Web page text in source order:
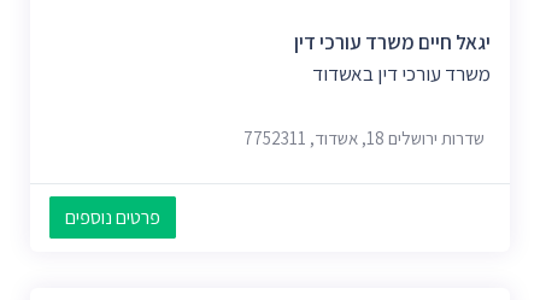
יגאל חיים משרד עורכי דין
משרד עורכי דין באשדוד
שדרות ירושלים 18, אשדוד, 7752311
פרטים נוספים